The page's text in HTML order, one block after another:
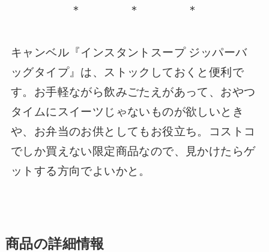
＊ ＊ ＊
キャンベル『インスタントスープ ジッパーバ
ッグタイプ』は、ストックしておくと便利で
す。お手軽ながら飲みごたえがあって、おやつ
タイムにスイーツじゃないものが欲しいとき
や、お弁当のお供としてもお役立ち。コストコ
でしか買えない限定商品なので、見かけたらゲ
ットする方向でよいかと。
商品の詳細情報